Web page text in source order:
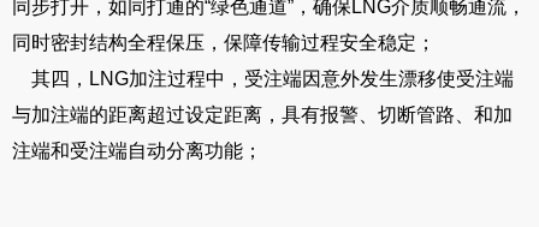
同步打开，如同打通的“绿色通道”，确保LNG介质顺畅通流，
同时密封结构全程保压，保障传输过程安全稳定；
其四，LNG加注过程中，受注端因意外发生漂移使受注端
与加注端的距离超过设定距离，具有报警、切断管路、和加
注端和受注端自动分离功能；